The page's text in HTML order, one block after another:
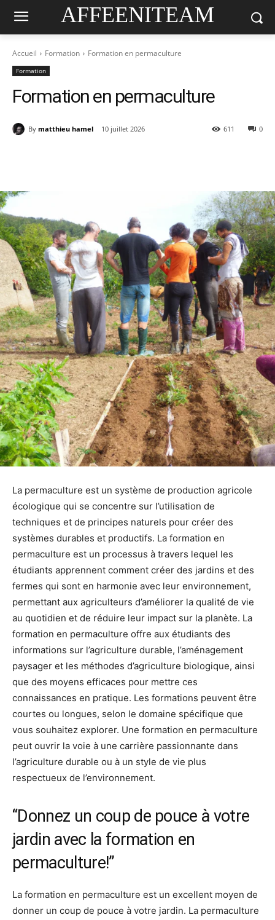
AFFEENITEAM
Accueil Formation Formation en permaculture
Formation
Formation en permaculture
By matthieu hamel 10 juillet 2026 0
611
La permaculture est un système de production agricole
écologique qui se concentre sur l’utilisation de
techniques et de principes naturels pour créer des
systèmes durables et productifs. La formation en
permaculture est un processus à travers lequel les
étudiants apprennent comment créer des jardins et des
fermes qui sont en harmonie avec leur environnement,
permettant aux agriculteurs d’améliorer la qualité de vie
au quotidien et de réduire leur impact sur la planète. La
formation en permaculture offre aux étudiants des
informations sur l’agriculture durable, l’aménagement
paysager et les méthodes d’agriculture biologique, ainsi
que des moyens efficaces pour mettre ces
connaissances en pratique. Les formations peuvent être
courtes ou longues, selon le domaine spécifique que
vous souhaitez explorer. Une formation en permaculture
peut ouvrir la voie à une carrière passionnante dans
l’agriculture durable ou à un style de vie plus
respectueux de l’environnement.
“Donnez un coup de pouce à votre
jardin avec la formation en
permaculture!”
La formation en permaculture est un excellent moyen de
donner un coup de pouce à votre jardin. La permaculture